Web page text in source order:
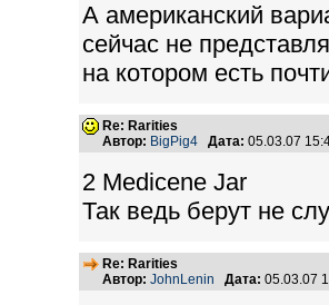
А американский
сейчас не
на котором есть
Re: Rarities
Автор: BigPig4 Дата: 05.03.07
2 Medicene Jar
Так ведь берут не
Re: Rarities
Автор: JohnLenin Дата: 05.03.07